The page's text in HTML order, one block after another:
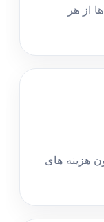
از هر
هزینه های